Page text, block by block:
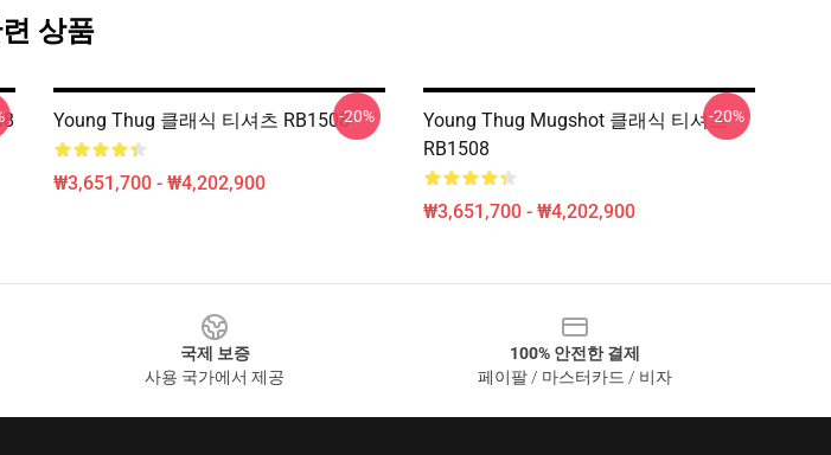
상품
Young Thug 클래식 티셔츠 RB1508
₩3,651,700 - ₩4,202,900
-20%
Young Thug Mugshot 클래식 티셔츠
RB1508
₩3,651,700 - ₩4,202,900
-20%
국제 보증
사용 국가에서 제공
100% 안전한 결제
페이팔 / 마스터카드 / 비자